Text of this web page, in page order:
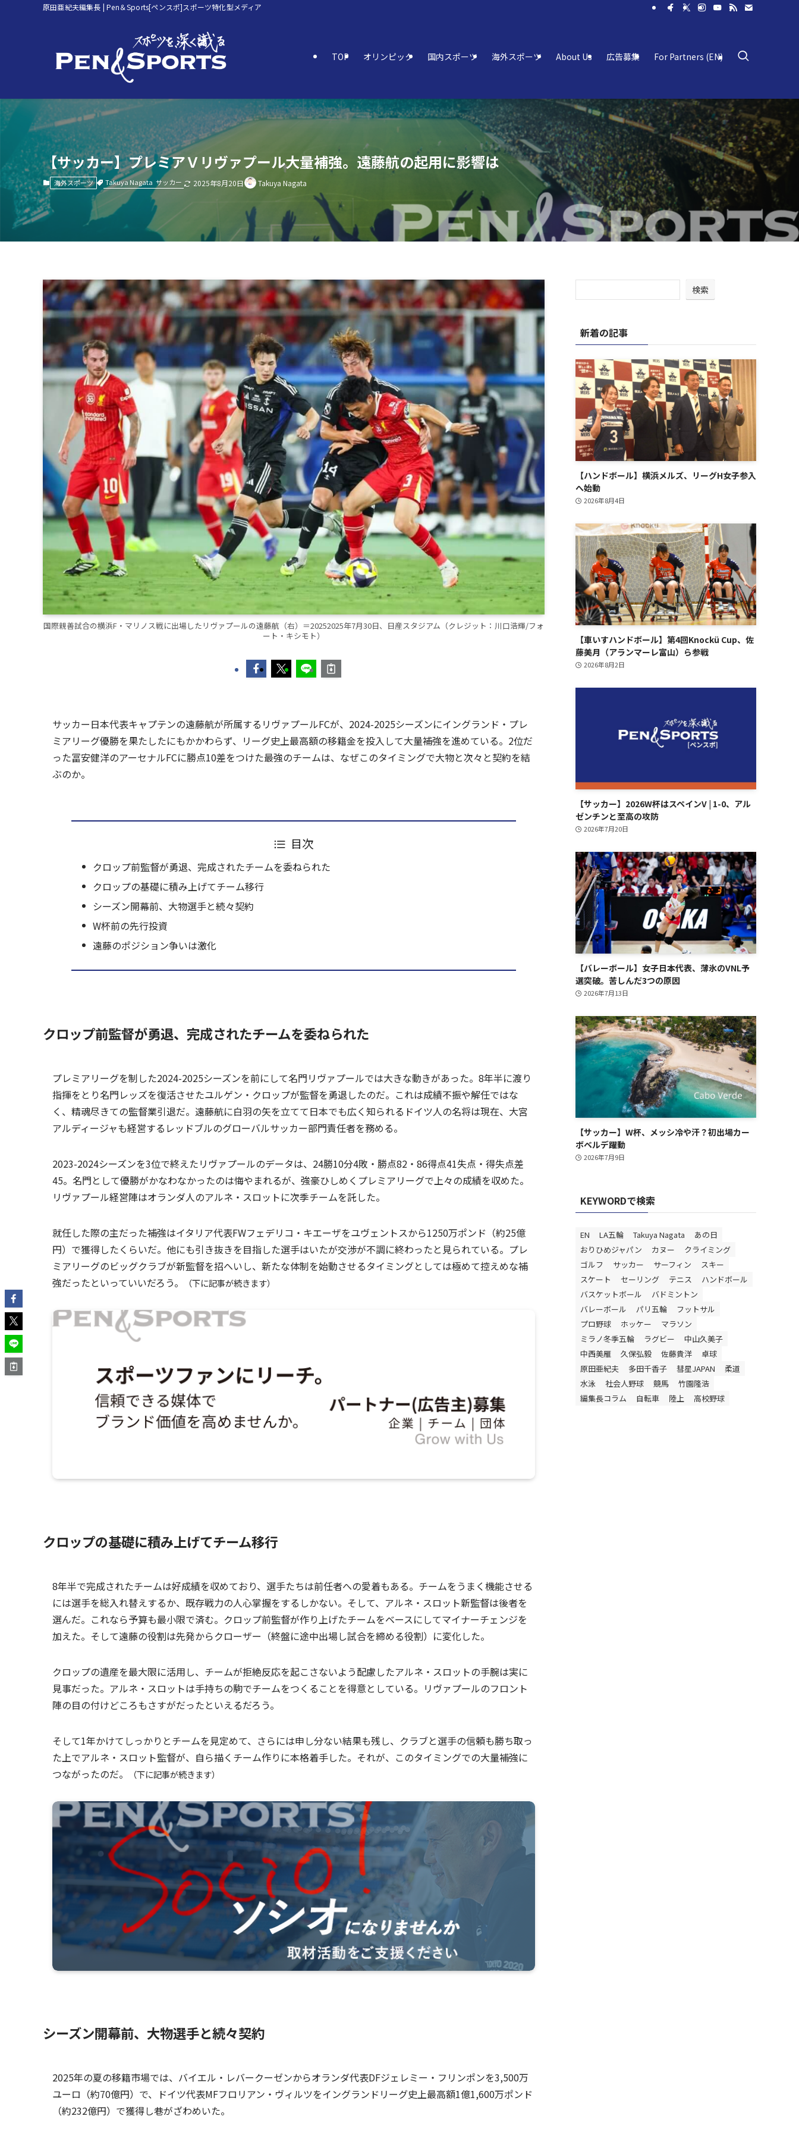
原田亜紀夫編集長 | Pen＆Sports[ペンスポ]スポーツ特化型メディア
TOP オリンピック 国内スポーツ 海外スポーツ About Us 広告募集 For Partners (EN)
【サッカー】プレミアＶリヴァプール大量補強。遠藤航の起用に影響は
海外スポーツ Takuya Nagata サッカー 2025年8月20日 Takuya Nagata
国際親善試合の横浜F・マリノス戦に出場したリヴァプールの遠藤航（右）＝20252025年7月30日、日産スタジアム（クレジット：川口浩輝/フォ
ート・キシモト）
サッカー日本代表キャプテンの遠藤航が所属するリヴァプールFCが、2024-2025シーズンにイングランド・プレ
ミアリーグ優勝を果たしたにもかかわらず、リーグ史上最高額の移籍金を投入して大量補強を進めている。2位だ
った冨安健洋のアーセナルFCに勝点10差をつけた最強のチームは、なぜこのタイミングで大物と次々と契約を結
ぶのか。
目次
クロップ前監督が勇退、完成されたチームを委ねられた
クロップの基礎に積み上げてチーム移行
シーズン開幕前、大物選手と続々契約
W杯前の先行投資
遠藤のポジション争いは激化
クロップ前監督が勇退、完成されたチームを委ねられた
プレミアリーグを制した2024-2025シーズンを前にして名門リヴァプールでは大きな動きがあった。8年半に渡り
指揮をとり名門レッズを復活させたユルゲン・クロップが監督を勇退したのだ。これは成績不振や解任ではな
く、精魂尽きての監督業引退だ。遠藤航に白羽の矢を立てて日本でも広く知られるドイツ人の名将は現在、大宮
アルディージャも経営するレッドブルのグローバルサッカー部門責任者を務める。
2023-2024シーズンを3位で終えたリヴァプールのデータは、24勝10分4敗・勝点82・86得点41失点・得失点差
45。名門として優勝がかなわなかったのは悔やまれるが、強豪ひしめくプレミアリーグで上々の成績を収めた。
リヴァプール経営陣はオランダ人のアルネ・スロットに次季チームを託した。
就任した際の主だった補強はイタリア代表FWフェデリコ・キエーザをユヴェントスから1250万ポンド（約25億
円）で獲得したくらいだ。他にも引き抜きを目指した選手はいたが交渉が不調に終わったと見られている。プレ
ミアリーグのビッグクラブが新監督を招へいし、新たな体制を始動させるタイミングとしては極めて控えめな補
強だったといっていいだろう。
（下に記事が続きます）
クロップの基礎に積み上げてチーム移行
8年半で完成されたチームは好成績を収めており、選手たちは前任者への愛着もある。チームをうまく機能させる
には選手を総入れ替えするか、既存戦力の人心掌握をするしかない。そして、アルネ・スロット新監督は後者を
選んだ。これなら予算も最小限で済む。クロップ前監督が作り上げたチームをベースにしてマイナーチェンジを
加えた。そして遠藤の役割は先発からクローザー（終盤に途中出場し試合を締める役割）に変化した。
クロップの遺産を最大限に活用し、チームが拒絶反応を起こさないよう配慮したアルネ・スロットの手腕は実に
見事だった。アルネ・スロットは手持ちの駒でチームをつくることを得意としている。リヴァプールのフロント
陣の目の付けどころもさすがだったといえるだろう。
そして1年かけてしっかりとチームを見定めて、さらには申し分ない結果も残し、クラブと選手の信頼も勝ち取っ
た上でアルネ・スロット監督が、自ら描くチーム作りに本格着手した。それが、このタイミングでの大量補強に
つながったのだ。
（下に記事が続きます）
シーズン開幕前、大物選手と続々契約
2025年の夏の移籍市場では、バイエル・レバークーゼンからオランダ代表DFジェレミー・フリンポンを3,500万
ユーロ（約70億円）で、ドイツ代表MFフロリアン・ヴィルツをイングランドリーグ史上最高額1億1,600万ポンド
（約232億円）で獲得し巷がざわめいた。
検索
新着の記事
【ハンドボール】横浜メルズ、リーグH女子参入
へ始動
2026年8月4日
【車いすハンドボール】第4回Knockü Cup、佐
藤美月（アランマーレ富山）ら参戦
2026年8月2日
【サッカー】2026W杯はスペインV | 1-0、アル
ゼンチンと至高の攻防
2026年7月20日
【バレーボール】女子日本代表、薄氷のVNL予
選突破。苦しんだ3つの原因
2026年7月13日
【サッカー】W杯、メッシ冷や汗？初出場カー
ボベルデ躍動
2026年7月9日
KEYWORDで検索
EN LA五輪 Takuya Nagata
あの日
おりひめジャパン
カヌー
クライミング
ゴルフ
サッカー サーフィン
スキー
スケート
セーリング テニス
ハンドボール
バスケットボール
バドミントン
バレーボール
パリ五輪
フットサル
プロ野球
ホッケー
マラソン
ミラノ冬季五輪
ラグビー
中山久美子
中西美雁
久保弘毅 佐藤貴洋
卓球
原田亜紀夫
多田千香子 彗星JAPAN
柔道
水泳
社会人野球 競馬
竹園隆浩
編集長コラム
自転車 陸上 高校野球